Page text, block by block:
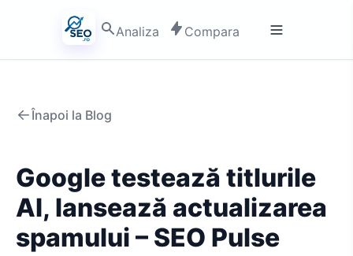
Analiza Compara
Înapoi la Blog
Google testează titlurile
AI, lansează actualizarea
spamului – SEO Pulse